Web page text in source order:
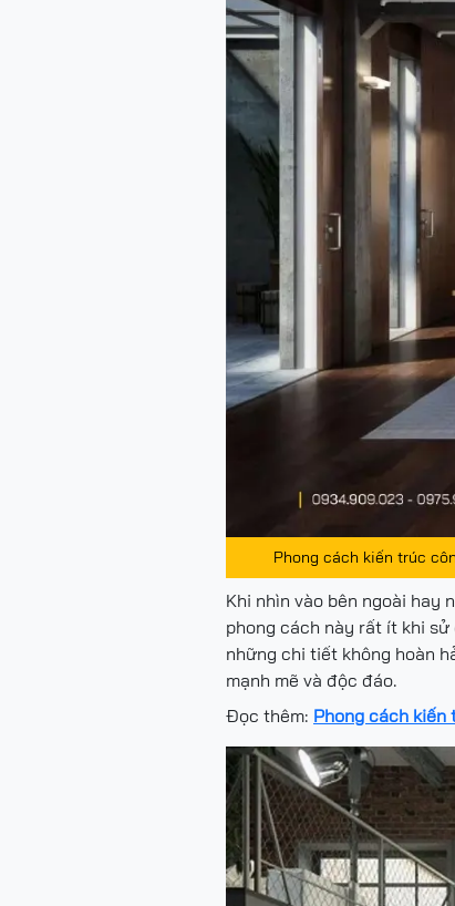
Phong cách kiến trúc
Khi nhìn vào bên ngoài
phong cách này rất ít khi
những chi tiết không hoàn
mạnh mẽ và độc đáo.
Đọc thêm: Phong cách